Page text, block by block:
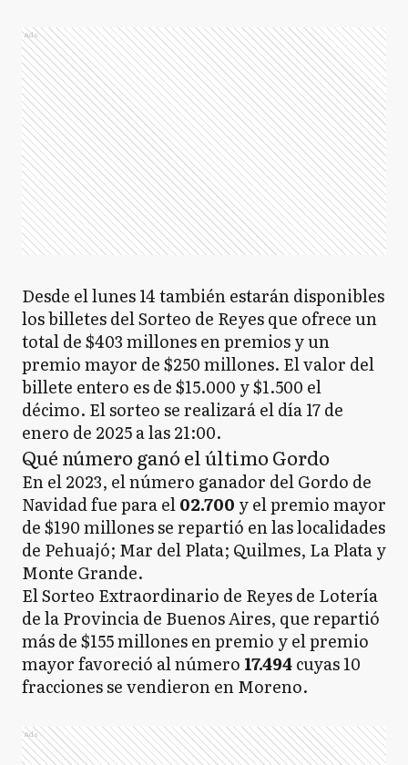
Ads
Desde el lunes 14 también estarán disponibles
los billetes del Sorteo de Reyes que ofrece un
total de $403 millones en premios y un
premio mayor de $250 millones. El valor del
billete entero es de $15.000 y $1.500 el
décimo. El sorteo se realizará el día 17 de
enero de 2025 a las 21:00.
Qué número ganó el último Gordo
En el 2023, el número ganador del Gordo de
Navidad fue para el02.700 y el premio mayor
de $190 millones se repartió en las localidades
de Pehuajó; Mar del Plata; Quilmes, La Plata y
Monte Grande.
El Sorteo Extraordinario de Reyes de Lotería
de la Provincia de Buenos Aires, que repartió
más de $155 millones en premio y el premio
mayor favoreció al número 17.494cuyas 10
fracciones se vendieron en Moreno.
Ads